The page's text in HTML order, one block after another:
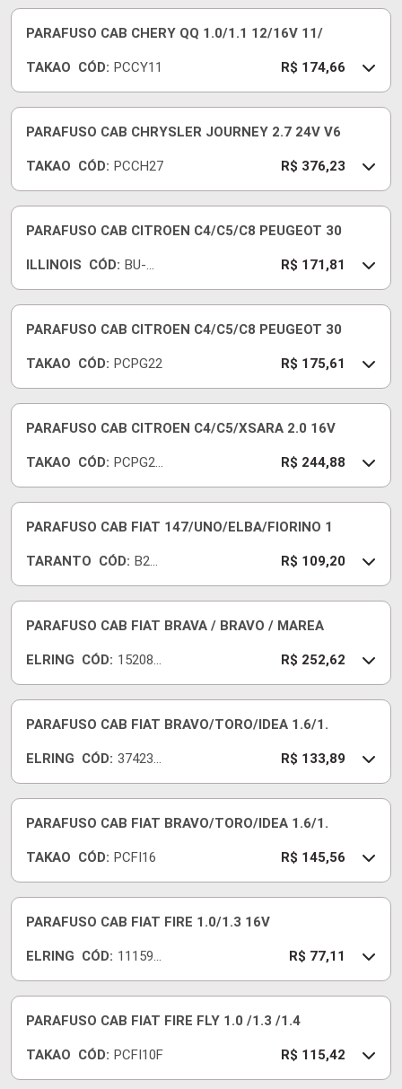
PARAFUSO CAB CHERY QQ 1.0/1.1 12/16V 11/
TAKAO CÓD: PCCY11 R$ 174,66
PARAFUSO CAB CHRYSLER JOURNEY 2.7 24V V6
TAKAO CÓD: PCCH27 R$ 376,23
PARAFUSO CAB CITROEN C4/C5/C8 PEUGEOT 30
ILLINOIS CÓD: BU-
R$ 171,81
PARAFUSO CAB CITROEN C4/C5/C8 PEUGEOT 30
TAKAO CÓD: PCPG22 R$ 175,61
PARAFUSO CAB CITROEN C4/C5/XSARA 2.0 16V
TAKAO CÓD: PCPG20
R$ 244,88
PARAFUSO CAB FIAT 147/UNO/ELBA/FIORINO 1
TARANTO CÓD: B26
R$ 109,20
PARAFUSO CAB FIAT BRAVA / BRAVO / MAREA
ELRING CÓD: 152080
R$ 252,62
PARAFUSO CAB FIAT BRAVO/TORO/IDEA 1.6/1.
ELRING CÓD: 374230
R$ 133,89
PARAFUSO CAB FIAT BRAVO/TORO/IDEA 1.6/1.
TAKAO CÓD: PCFI16 R$ 145,56
PARAFUSO CAB FIAT FIRE 1.0/1.3 16V
ELRING CÓD: 111590
R$ 77,11
PARAFUSO CAB FIAT FIRE FLY 1.0 /1.3 /1.4
TAKAO CÓD: PCFI10F R$ 115,42